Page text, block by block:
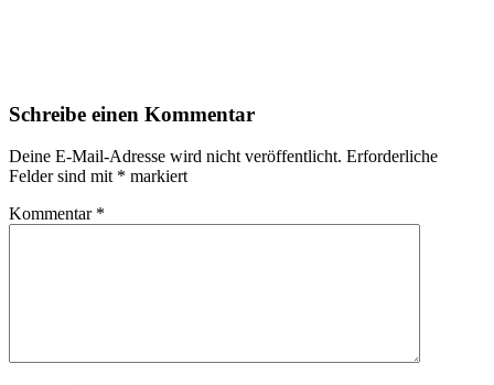
Interaktionen
Schreibe einen Kommentar
Deine E-Mail-Adresse wird nicht veröffentlicht. Erforderliche
Felder sind mit * markiert
Kommentar *